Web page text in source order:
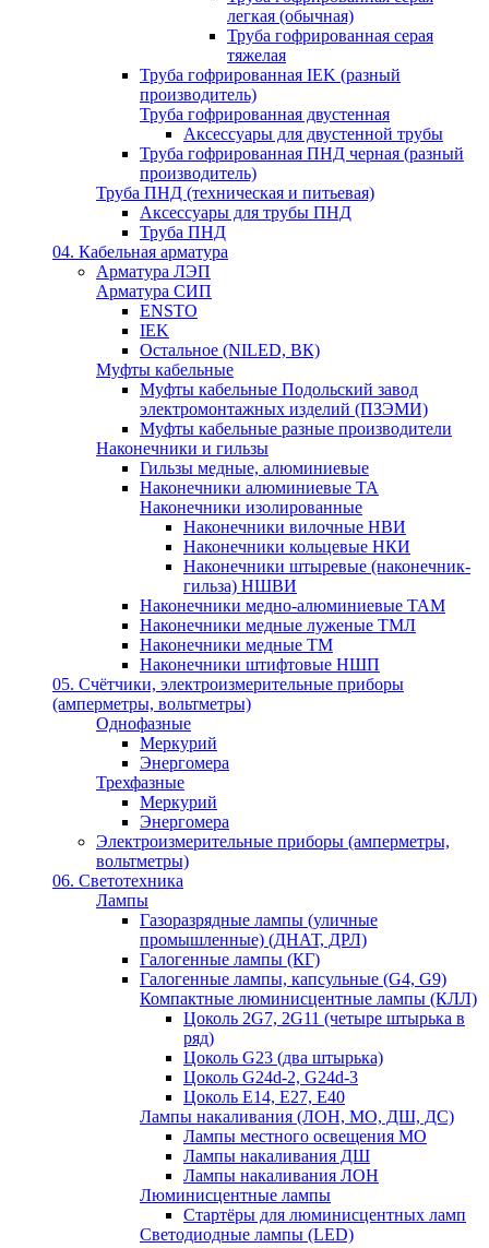
легкая (обычная)
Труба гофрированная серая
тяжелая
Труба гофрированная IEK (разный
производитель)
Труба гофрированная двустенная
Аксессуары для двустенной трубы
Труба гофрированная ПНД черная (разный
производитель)
Труба ПНД (техническая и питьевая)
Аксессуары для трубы ПНД
Труба ПНД
04. Кабельная арматура
Арматура ЛЭП
Арматура СИП
ENSTO
IEK
Остальное (NILED, ВК)
Муфты кабельные
Муфты кабельные Подольский завод
электромонтажных изделий (ПЗЭМИ)
Муфты кабельные разные производители
Наконечники и гильзы
Гильзы медные, алюминиевые
Наконечники алюминиевые ТА
Наконечники изолированные
Наконечники вилочные НВИ
Наконечники кольцевые НКИ
Наконечники штыревые (наконечник-
гильза) НШВИ
Наконечники медно-алюминиевые ТАМ
Наконечники медные луженые ТМЛ
Наконечники медные ТМ
Наконечники штифтовые НШП
05. Счётчики, электроизмерительные приборы
(амперметры, вольтметры)
Однофазные
Меркурий
Энергомера
Трехфазные
Меркурий
Энергомера
Электроизмерительные приборы (амперметры,
вольтметры)
06. Светотехника
Лампы
Газоразрядные лампы (уличные
промышленные) (ДНАТ, ДРЛ)
Галогенные лампы (КГ)
Галогенные лампы, капсульные (G4, G9)
Компактные люминисцентные лампы (КЛЛ)
Цоколь 2G7, 2G11 (четыре штырька в
ряд)
Цоколь G23 (два штырька)
Цоколь G24d-2, G24d-3
Цоколь Е14, Е27, Е40
Лампы накаливания (ЛОН, МО, ДШ, ДС)
Лампы местного освещения МО
Лампы накаливания ДШ
Лампы накаливания ЛОН
Люминисцентные лампы
Стартёры для люминисцентных ламп
Светодиодные лампы (LED)